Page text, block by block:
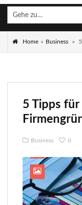
Gehe zu…
Home » Business »
5 Tipps
Business 0